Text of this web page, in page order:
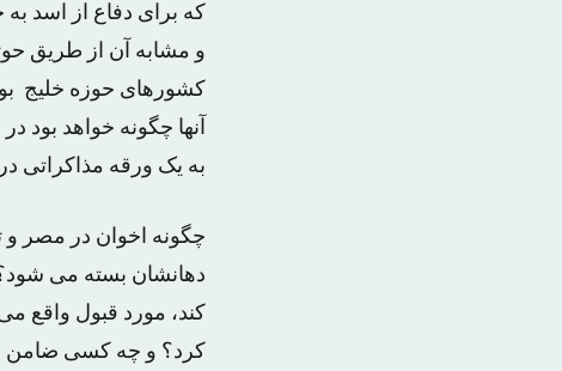
که برای دفاع از اسد
و مشابه آن از طریق
کشورهای حوزه خلیج
آنها چگونه خواهد
به یک ورقه مذاکراتی
چگونه اخوان در مصر
دهانشان بسته می
کند، مورد قبول واقع
کرد؟ و چه کسی ضامن